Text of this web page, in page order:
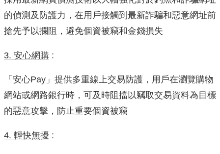
的偵測及防護力，在用戶接觸到最新詐騙和惡意網址前
搶先予以攔阻，避免個資被竊和金錢損失
3. 安心網購 :
「安心Pay」提供多重線上交易防護，用戶在瀏覽購物
網站或網路銀行時，可及時阻擋以竊取交易資料為目標
的惡意攻擊，防止重要個資被竊
4. 輕快無擾 :